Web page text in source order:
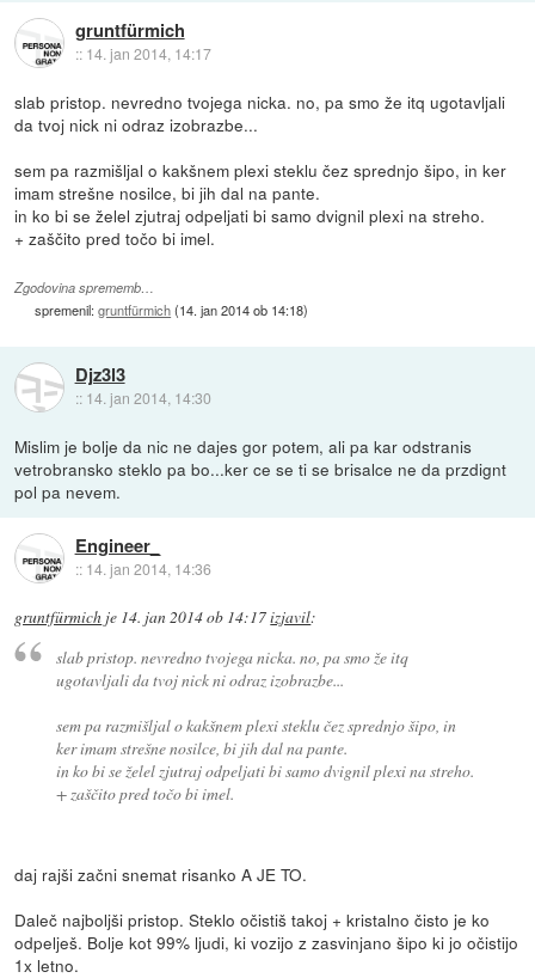
gruntfürmich
:: 14. jan 2014, 14:17
slab pristop. nevredno tvojega nicka. no, pa smo že itq ugotavljali
da tvoj nick ni odraz izobrazbe...
sem pa razmišljal o kakšnem plexi steklu čez sprednjo šipo, in ker
imam strešne nosilce, bi jih dal na pante.
in ko bi se želel zjutraj odpeljati bi samo dvignil plexi na streho.
+ zaščito pred točo bi imel.
Zgodovina sprememb…
spremenil:gruntfürmich(14. jan 2014 ob 14:18)
Djz3l3
:: 14. jan 2014, 14:30
Mislim je bolje da nic ne dajes gor potem, ali pa kar odstranis
vetrobransko steklo pa bo...ker ce se ti se brisalce ne da przdignt
pol pa nevem.
Engineer_
:: 14. jan 2014, 14:36
gruntfürmich je 14. jan 2014 ob 14:17izjavil:
slab pristop. nevredno tvojega nicka. no, pa smo že itq
ugotavljali da tvoj nick ni odraz izobrazbe...
sem pa razmišljal o kakšnem plexi steklu čez sprednjo šipo, in
ker imam strešne nosilce, bi jih dal na pante.
in ko bi se želel zjutraj odpeljati bi samo dvignil plexi na streho.
+ zaščito pred točo bi imel.
daj rajši začni snemat risanko A JE TO.
Daleč najboljši pristop. Steklo očistiš takoj + kristalno čisto je ko
odpelješ. Bolje kot 99% ljudi, ki vozijo z zasvinjano šipo ki jo očistijo
1x letno.